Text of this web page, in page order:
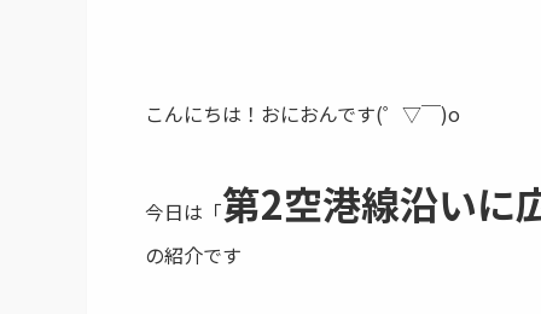
こんにちは！おにおんです(゜▽￣)o
今日は「第2空港線沿いに
の紹介です